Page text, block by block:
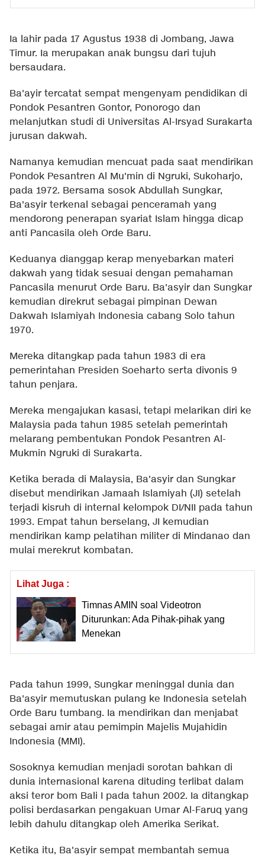
Ia lahir pada 17 Agustus 1938 di Jombang, Jawa
Timur. Ia merupakan anak bungsu dari tujuh
bersaudara.
Ba'ayir tercatat sempat mengenyam pendidikan di
Pondok Pesantren Gontor, Ponorogo dan
melanjutkan studi di Universitas Al-Irsyad Surakarta
jurusan dakwah.
Namanya kemudian mencuat pada saat mendirikan
Pondok Pesantren Al Mu'min di Ngruki, Sukoharjo,
pada 1972. Bersama sosok Abdullah Sungkar,
Ba'asyir terkenal sebagai penceramah yang
mendorong penerapan syariat Islam hingga dicap
anti Pancasila oleh Orde Baru.
Keduanya dianggap kerap menyebarkan materi
dakwah yang tidak sesuai dengan pemahaman
Pancasila menurut Orde Baru. Ba'asyir dan Sungkar
kemudian direkrut sebagai pimpinan Dewan
Dakwah Islamiyah Indonesia cabang Solo tahun
1970.
Mereka ditangkap pada tahun 1983 di era
pemerintahan Presiden Soeharto serta divonis 9
tahun penjara.
Mereka mengajukan kasasi, tetapi melarikan diri ke
Malaysia pada tahun 1985 setelah pemerintah
melarang pembentukan Pondok Pesantren Al-
Mukmin Ngruki di Surakarta.
Ketika berada di Malaysia, Ba'asyir dan Sungkar
disebut mendirikan Jamaah Islamiyah (JI) setelah
terjadi kisruh di internal kelompok DI/NII pada tahun
1993. Empat tahun berselang, JI kemudian
mendirikan kamp pelatihan militer di Mindanao dan
mulai merekrut kombatan.
Lihat Juga :
Timnas AMIN soal Videotron
Diturunkan: Ada Pihak-pihak yang
Menekan
Pada tahun 1999, Sungkar meninggal dunia dan
Ba'asyir memutuskan pulang ke Indonesia setelah
Orde Baru tumbang. Ia mendirikan dan menjabat
sebagai amir atau pemimpin Majelis Mujahidin
Indonesia (MMI).
Sosoknya kemudian menjadi sorotan bahkan di
dunia internasional karena dituding terlibat dalam
aksi teror bom Bali I pada tahun 2002. Ia ditangkap
polisi berdasarkan pengakuan Umar Al-Faruq yang
lebih dahulu ditangkap oleh Amerika Serikat.
Ketika itu, Ba'asyir sempat membantah semua